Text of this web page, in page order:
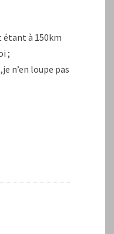
étant à 150km
;
n’en loupe pas